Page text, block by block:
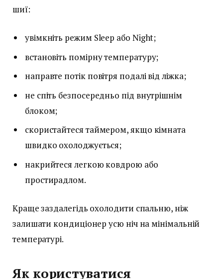
шиї:
увімкніть режим Sleep або Night;
встановіть помірну температуру;
направте потік повітря подалі від ліжка;
не спіть безпосередньо під внутрішнім
блоком;
скористайтеся таймером, якщо кімната
швидко охолоджується;
накрийтеся легкою ковдрою або
простирадлом.
Краще заздалегідь охолодити спальню, ніж
залишати кондиціонер усю ніч на мінімальній
температурі.
Як користуватися